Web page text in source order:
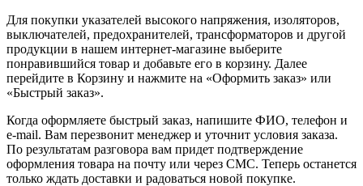
Для покупки указателей высокого напряжения, изоляторов,
выключателей, предохранителей, трансформаторов и другой
продукции в нашем интернет-магазине выберите
понравившийся товар и добавьте его в корзину. Далее
перейдите в Корзину и нажмите на «Оформить заказ» или
«Быстрый заказ».
Когда оформляете быстрый заказ, напишите ФИО, телефон и
e-mail. Вам перезвонит менеджер и уточнит условия заказа.
По результатам разговора вам придет подтверждение
оформления товара на почту или через СМС. Теперь останется
только ждать доставки и радоваться новой покупке.